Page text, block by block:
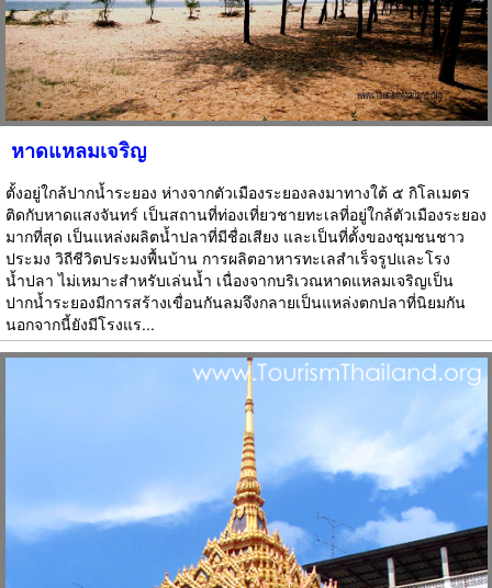
หาดแหลมเจริญ
ตั้งอยู่ใกล้ปากน้ำระยอง ห่างจากตัวเมืองระยองลงมาทางใต้ ๕ กิโลเมตร
ติดกับหาดแสงจันทร์ เป็นสถานที่ท่องเที่ยวชายทะเลที่อยู่ใกล้ตัวเมืองระยอง
มากที่สุด เป็นแหล่งผลิตน้ำปลาที่มีชื่อเสียง และเป็นที่ตั้งของชุมชนชาว
ประมง วิถีชีวิตประมงพื้นบ้าน การผลิตอาหารทะเลสำเร็จรูปและโรง
น้ำปลา ไม่เหมาะสำหรับเล่นน้ำ เนื่องจากบริเวณหาดแหลมเจริญเป็น
ปากน้ำระยองมีการสร้างเขื่อนกันลมจึงกลายเป็นแหล่งตกปลาที่นิยมกัน
นอกจากนี้ยังมีโรงแร...